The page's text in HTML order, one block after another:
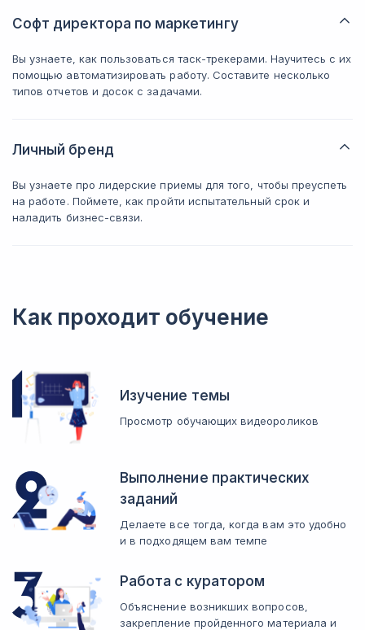
Софт директора по маркетингу
Вы узнаете, как пользоваться таск-трекерами. Научитесь с их
помощью автоматизировать работу. Составите несколько
типов отчетов и досок с задачами.
Личный бренд
Вы узнаете про лидерские приемы для того, чтобы преуспеть
на работе. Поймете, как пройти испытательный срок и
наладить бизнес-связи.
Как проходит обучение
Изучение темы
Просмотр обучающих видеороликов
Выполнение практических
заданий
Делаете все тогда, когда вам это удобно
и в подходящем вам темпе
Работа с куратором
Объяснение возникших вопросов,
закрепление пройденного материала и